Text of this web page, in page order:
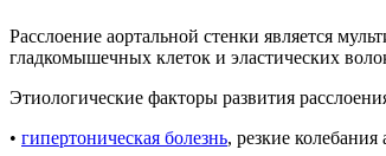
Расслоение аортальной стенки является
гладкомышечных клеток и эластических
Этиологические факторы развития
• гипертоническая болезнь, резкие колебания